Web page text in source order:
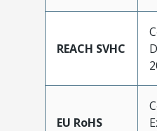
REACH SVHC
EU RoHS